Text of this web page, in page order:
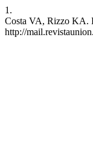
1.
Costa VA, Rizzo KA.
http://